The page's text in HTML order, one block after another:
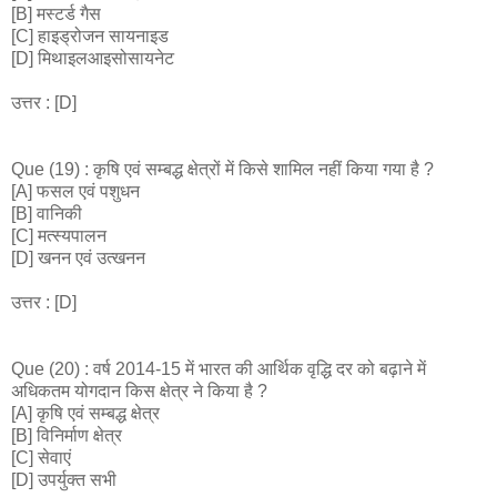
[B] मस्टर्ड गैस
[C] हाइड्रोजन सायनाइड
[D] मिथाइलआइसोसायनेट
उत्तर : [D]
Que (19) : कृषि एवं सम्बद्ध क्षेत्रों में किसे शामिल नहीं किया गया है ?
[A] फसल एवं पशुधन
[B] वानिकी
[C] मत्स्यपालन
[D] खनन एवं उत्खनन
उत्तर : [D]
Que (20) : वर्ष 2014-15 में भारत की आर्थिक वृद्धि दर को बढ़ाने में
अधिकतम योगदान किस क्षेत्र ने किया है ?
[A] कृषि एवं सम्बद्ध क्षेत्र
[B] विनिर्माण क्षेत्र
[C] सेवाएं
[D] उपर्युक्त सभी